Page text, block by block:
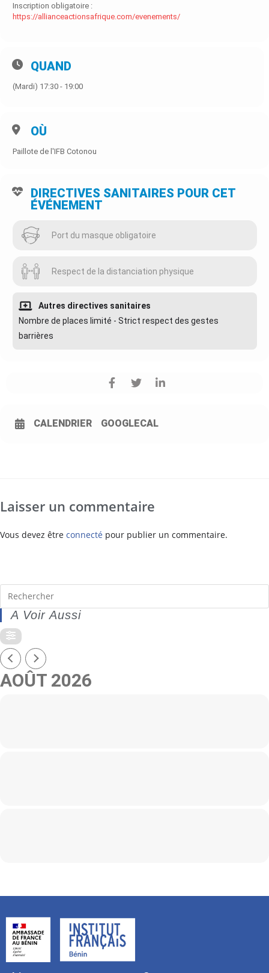
Inscription obligatoire :
https://allianceactionsafrique.com/evenements/
QUAND
(Mardi) 17:30 - 19:00
OÙ
Paillote de l'IFB Cotonou
DIRECTIVES SANITAIRES POUR CET
ÉVÉNEMENT
Port du masque obligatoire
Respect de la distanciation physique
Autres directives sanitaires
Nombre de places limité - Strict respect des gestes
barrières
CALENDRIER GOOGLECAL
Laisser un commentaire
Vous devez être connecté pour publier un commentaire.
A Voir Aussi
AOÛT 2026